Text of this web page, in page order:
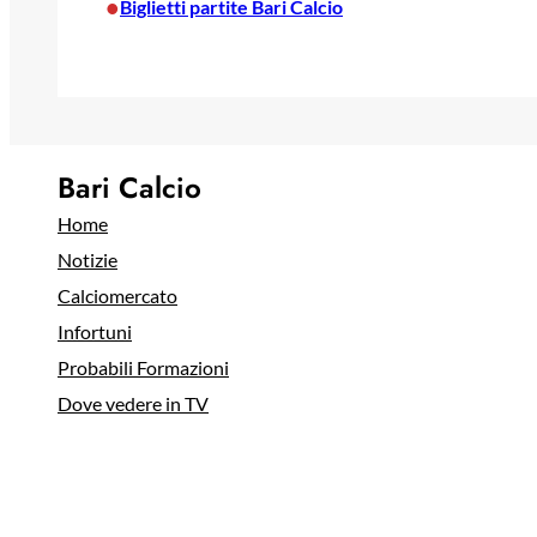
•Biglietti partite Bari Calcio
Bari Calcio
Home
Notizie
Calciomercato
Infortuni
Probabili Formazioni
Dove vedere in TV